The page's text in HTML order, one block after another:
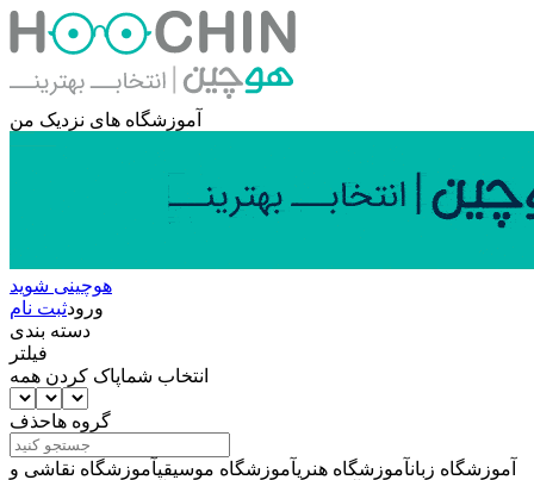
آموزشگاه های نزدیک من
هوچینی شوید
ورودثبت نام
دسته بندی
فیلتر
انتخاب شماپاک کردن همه
گروه هاحذف
آموزشگاه زبانآموزشگاه هنریآموزشگاه موسیقیآموزشگاه نقاشی و